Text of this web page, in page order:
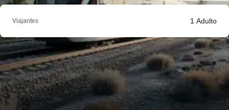
Viajantes 1 Adulto